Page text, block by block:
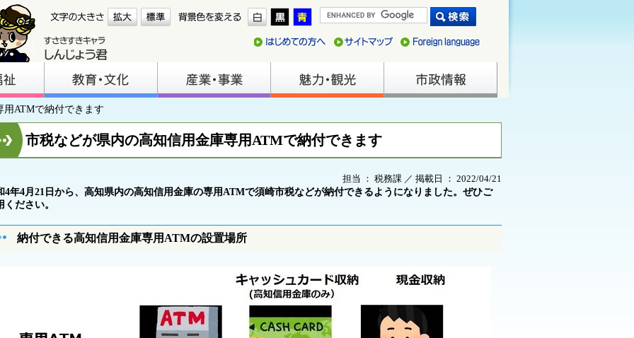
ATMで納付できます
市税などが県内の高知信用金庫専用ATMで納付できます
担当 ： 税務課 ／ 掲載日 ： 2022/04/21
4年4月21日から、高知県内の高知信用金庫の専用ATMで須崎市税などが納付できるようになりました。 ぜひご
ください。
納付できる高知信用金庫専用ATMの設置場所